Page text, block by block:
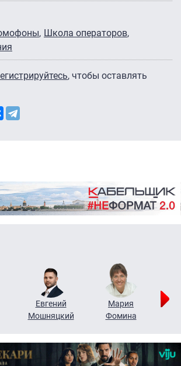
Школа операторов
, чтобы оставлять
Евгений
Мошняцкий
Мария
Фомина